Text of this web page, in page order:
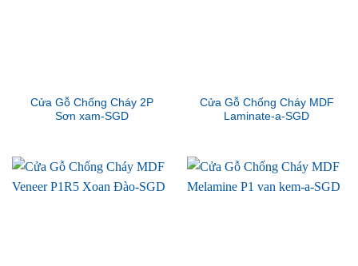
Cửa Gỗ Chống Cháy 2P
Sơn xam-SGD
Cửa Gỗ Chống Cháy MDF
Laminate-a-SGD